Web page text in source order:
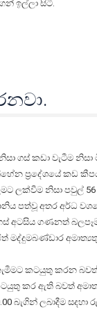
ඉල්ලා සිටී.
ගස් කඩා වැටීම නිසා
ප්‍රදේශයේ කඩ
ලක්වීම නිසා පවුල්
පත්වූ අතර අර්ධ
අටසිය ගණනත්
මද්දුමබණ්ඩාර
කටයුතු කරන
කර ඇති බවත්
බැගින් ලබාදීම